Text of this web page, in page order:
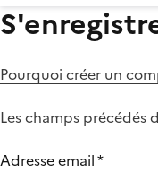
Pourquoi créer un
Les champs précédés
Adresse email*